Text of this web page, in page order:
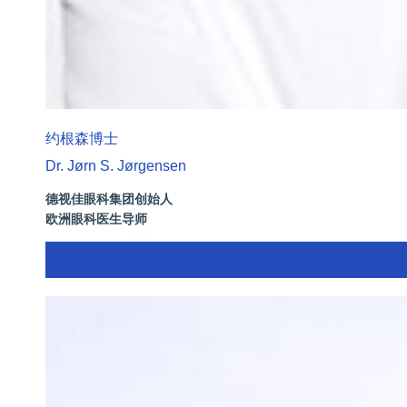
约根森博士
Dr. Jørn S. Jørgensen
德视佳眼科集团创始人
欧洲眼科医生导师
拥有35年眼科从业经历